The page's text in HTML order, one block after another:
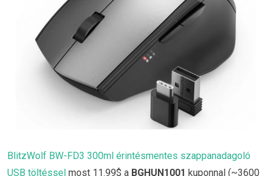
BlitzWolf BW-FD3 300ml érintésmentes szappanadagoló
USB töltéssel most 11.99$ a BGHUN1001 kuponnal (~3600